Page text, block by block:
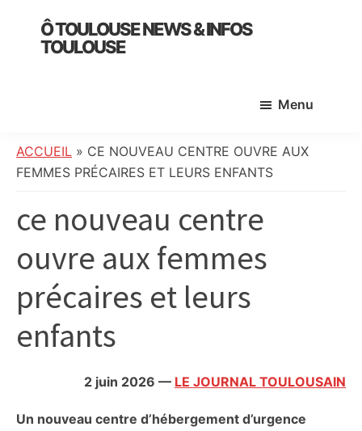
primary
Ô TOULOUSE NEWS & INFOS
TOULOUSE
:
info
société,
culture,
politique,
faits
et
citoyennes
Menu
ACCUEIL » CE NOUVEAU CENTRE OUVRE AUX
FEMMES PRÉCAIRES ET LEURS ENFANTS
ce nouveau centre
ouvre aux femmes
précaires et leurs
enfants
2 juin 2026 — LE JOURNAL TOULOUSAIN
Un nouveau centre d’hébergement d’urgence